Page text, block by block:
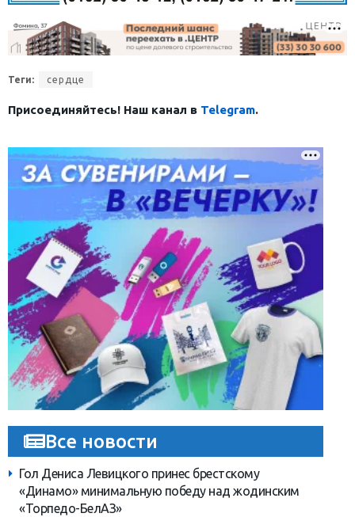
Теги: сердце
Присоединяйтесь! Наш канал в Telegram.
Все новости
Гол Дениса Левицкого принес брестскому
«Динамо» минимальную победу над жодинским
«Торпедо-БелАЗ»